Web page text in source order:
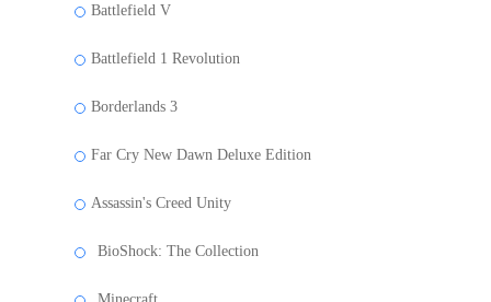
Battlefield V
Battlefield 1 Revolution
Borderlands 3
Far Cry New Dawn Deluxe Edition
Assassin's Creed Unity
BioShock: The Collection